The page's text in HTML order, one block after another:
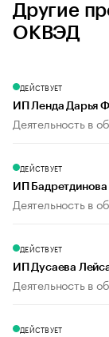
Другие
ОКВЭД
ДЕЙСТВУЕТ
ИП Ленда Дарья
Деятельность в
ДЕЙСТВУЕТ
ИП
Деятельность в
ДЕЙСТВУЕТ
ИП Дусаева
Деятельность в
ДЕЙСТВУЕТ